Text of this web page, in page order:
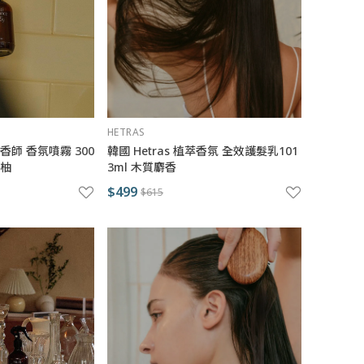
師 香氛噴霧 300
HETRAS
韓國 Hetras 植萃香氛 全效護髮乳101
3ml 木質麝香
$499 $615